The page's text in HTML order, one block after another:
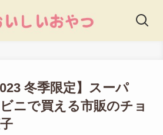
冬季限定】スーパ
ニで買える市販のチョ